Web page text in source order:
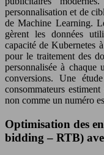
personnalisation et de
de Machine Learning.
gèrent les données
capacité de Kubernetes
pour le traitement des
personnalisée à chaque
conversions. Une
consommateurs
non comme un numéro
Optimisation des
bidding – RTB)